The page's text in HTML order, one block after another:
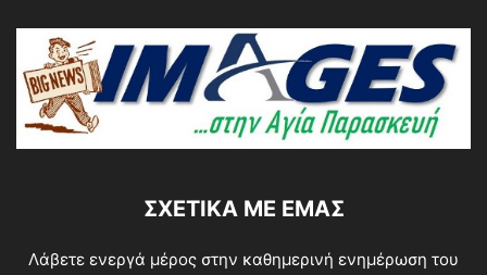
ΣΧΕΤΙΚΆ ΜΕ ΕΜΆΣ
Λάβετε ενεργά μέρος στην καθημερινή ενημέρωση του